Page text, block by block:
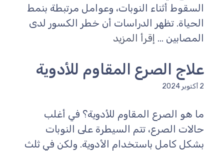
السقوط أثناء النوبات، وعوامل مرتبطة بنمط
الحياة. تظهر الدراسات أن خطر الكسور لدى
المصابين ... إقرأ المزيد
علاج الصرع المقاوم للأدوية
2 أكتوبر 2024
ما هو الصرع المقاوم للأدوية؟ في أغلب
حالات الصرع، تتم السيطرة على النوبات
بشكل كامل باستخدام الأدوية. ولكن في ثلث